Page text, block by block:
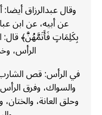
وقال عبدالرزاق
عن أبيه، عن ابن
بِكَلِمَاتٍ فَأَتَمَّهُنَّ﴾ قال:
الرأس،
في الرأس: قص
والسواك، وفرق
وحلق العانة،